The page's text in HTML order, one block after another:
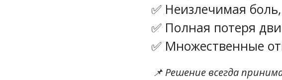
Неизлечимая
Полная потеря
Множественные
Решение всегда